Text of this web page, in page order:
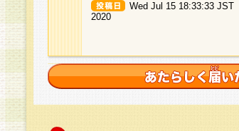
Wed Jul 15 18:33:33 JST
2020